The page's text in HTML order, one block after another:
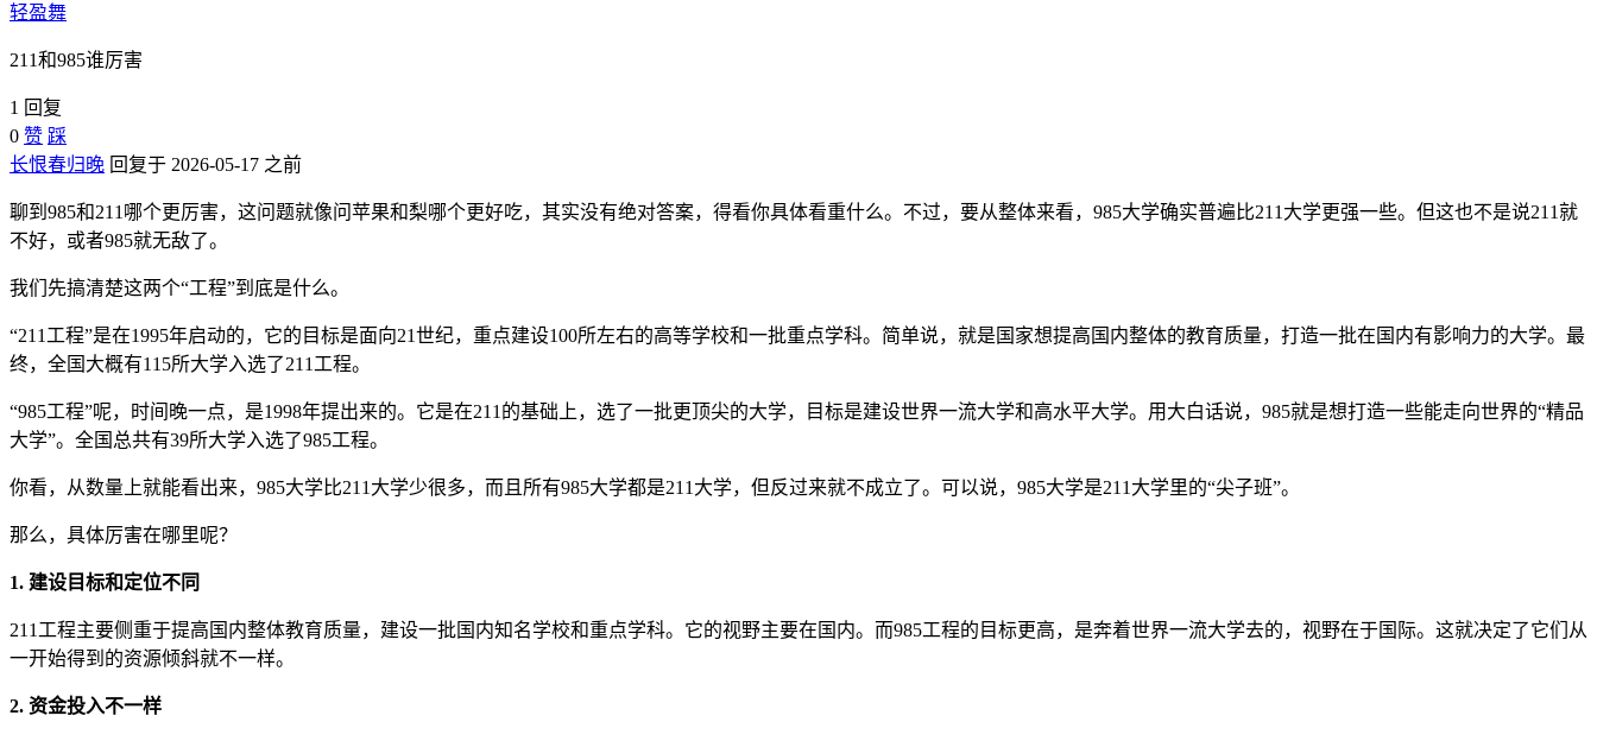
轻盈舞
211和985谁厉害
1 回复
0 赞 踩
长恨春归晚 回复于 2026-05-17 之前
聊到985和211哪个更厉害，这问题就像问苹果和梨哪个更好吃，其实没有绝对答案，得看你具体看重什么。不过，要从整体来看，985大学确实普遍比211大学更强一些。但这也不是说211就
不好，或者985就无敌了。
我们先搞清楚这两个“工程”到底是什么。
“211工程”是在1995年启动的，它的目标是面向21世纪，重点建设100所左右的高等学校和一批重点学科。简单说，就是国家想提高国内整体的教育质量，打造一批在国内有影响力的大学。最
终，全国大概有115所大学入选了211工程。
“985工程”呢，时间晚一点，是1998年提出来的。它是在211的基础上，选了一批更顶尖的大学，目标是建设世界一流大学和高水平大学。用大白话说，985就是想打造一些能走向世界的“精品
大学”。全国总共有39所大学入选了985工程。
你看，从数量上就能看出来，985大学比211大学少很多，而且所有985大学都是211大学，但反过来就不成立了。可以说，985大学是211大学里的“尖子班”。
那么，具体厉害在哪里呢？
1. 建设目标和定位不同
211工程主要侧重于提高国内整体教育质量，建设一批国内知名学校和重点学科。它的视野主要在国内。而985工程的目标更高，是奔着世界一流大学去的，视野在于国际。这就决定了它们从
一开始得到的资源倾斜就不一样。
2. 资金投入不一样